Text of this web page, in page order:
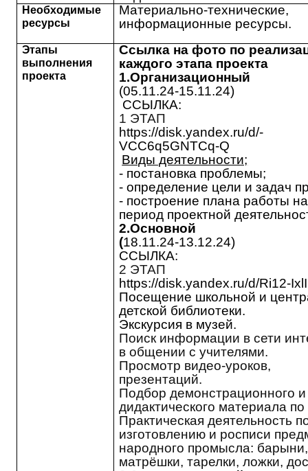
Необходимые
ресурсы
Материально-технические,
информационные ресурсы.
Этапы
выполнения
проекта
Ссылка на фото по
каждого этапа проекта
1.Организационный
(05.11.24-15.11.24)
ССЫЛКА:
1 ЭТАП
https://disk.yandex.ru/d/-
VCC6q5GNTCq-Q
Виды деятельности;
- постановка проблемы;
- определение цели и задач
- построение плана работы
период проектной
2.Основной
(18.11.24-13.12.24)
ССЫЛКА:
2 ЭТАП
https://disk.yandex.ru/d/Ri12-
Посещение школьной и
детской библиотеки.
Экскурсия в музей.
Поиск информации в сети
в общении с учителями.
Просмотр видео-уроков,
презентаций.
Подбор демонстрационного и
дидактического материала
Практическая деятельность
изготовлению и росписи
народного промысла: барыни,
матрёшки, тарелки, ложки,